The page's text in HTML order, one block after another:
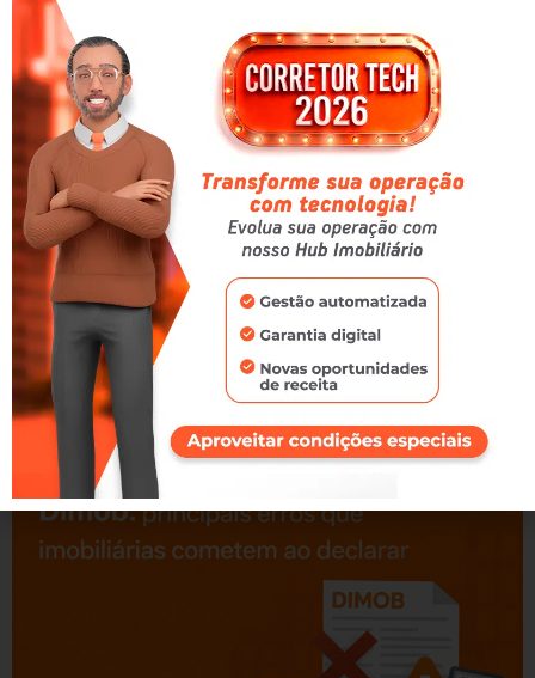
CONTINUAR LENDO »
Precisa de dinheiro agora? Veja quando antecipar
o aluguel é a melhor decisão
25/02/2026
CONTINUAR LENDO »